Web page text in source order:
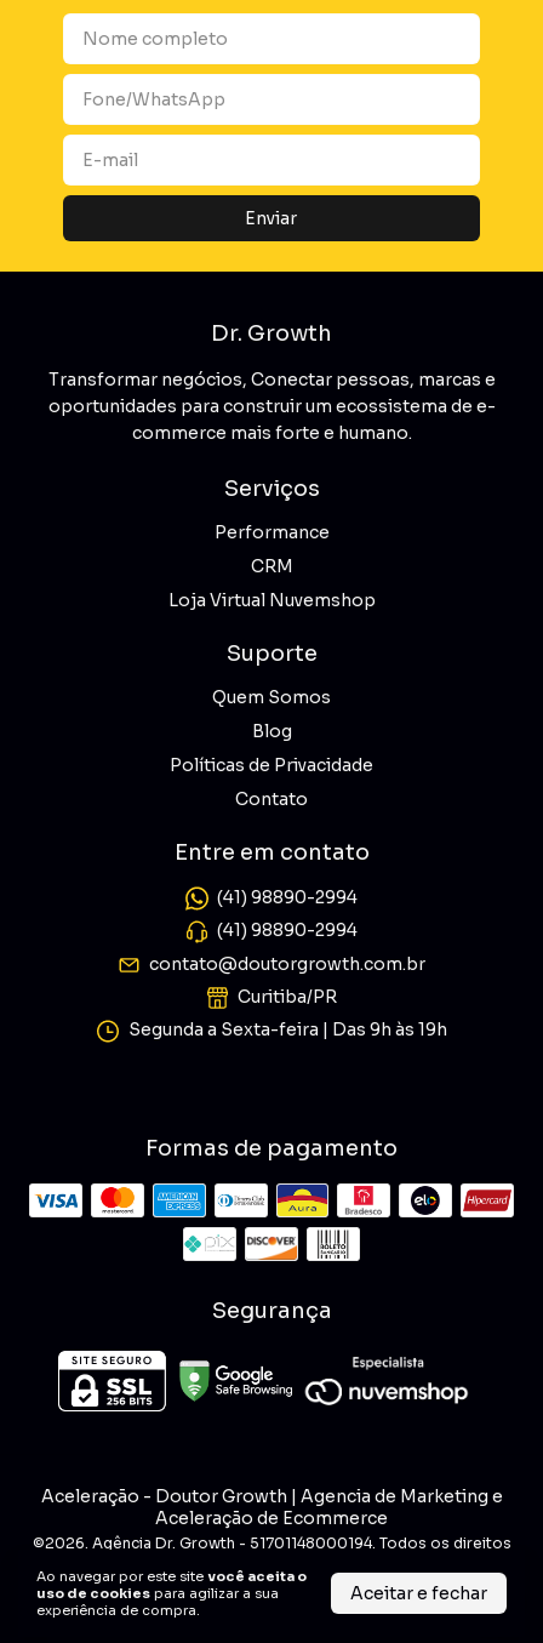
Ao navegar por este site você aceita o
uso de cookies para agilizar a sua
experiência de compra.
Aceitar e fechar
Dr. Growth
Transformar negócios, Conectar pessoas, marcas e
oportunidades para construir um ecossistema de e-
commerce mais forte e humano.
Serviços
Performance
CRM
Loja Virtual Nuvemshop
Suporte
Quem Somos
Blog
Políticas de Privacidade
Contato
Entre em contato
(41) 98890-2994
(41) 98890-2994
contato@doutorgrowth.com.br
Curitiba/PR
Segunda a Sexta-feira | Das 9h às 19h
Formas de pagamento
Segurança
Aceleração - Doutor Growth | Agencia de Marketing e
Aceleração de Ecommerce
©2026. Agência Dr. Growth - 51701148000194. Todos os direitos